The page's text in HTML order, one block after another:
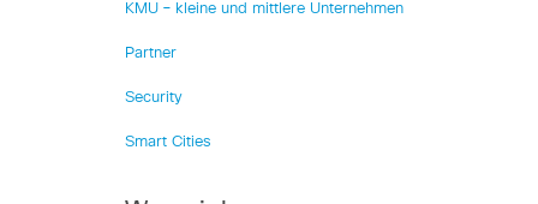
KMU – kleine und mittlere Unternehmen
Partner
Security
Smart Cities